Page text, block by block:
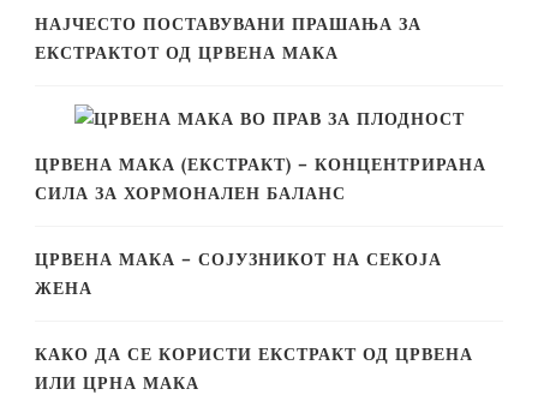
НАЈЧЕСТО ПОСТАВУВАНИ ПРАШАЊА ЗА
ЕКСТРАКТОТ ОД ЦРВЕНА МАКА
ЦРВЕНА МАКА (ЕКСТРАКТ) – КОНЦЕНТРИРАНА
СИЛА ЗА ХОРМОНАЛЕН БАЛАНС
ЦРВЕНА МАКА – СОЈУЗНИКОТ НА СЕКОЈА
ЖЕНА
КАКО ДА СЕ КОРИСТИ ЕКСТРАКТ ОД ЦРВЕНА
ИЛИ ЦРНА МАКА